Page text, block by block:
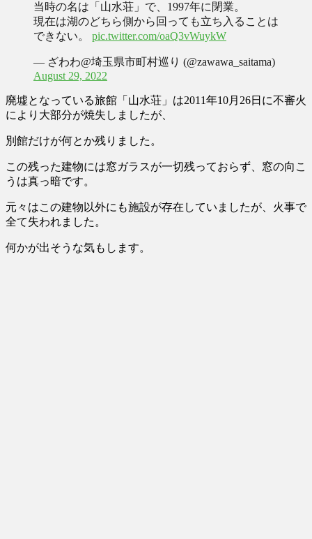
当時の名は「山水荘」で、1997年に閉業。
現在は湖のどちら側から回っても立ち入ることは
できない。 pic.twitter.com/oaQ3vWuykW
— ざわわ@埼玉県市町村巡り (@zawawa_saitama)
August 29, 2022
廃墟となっている旅館「山水荘」は2011年10月26日に不審火
により大部分が焼失 しましたが、
別館だけが何とか残りました。
この残った建物には窓ガラスが一切残っておらず、窓の向こ
うは真っ暗です。
元々はこの建物以外にも施設が存在していましたが、火事で
全て失われました。
何かが出そうな気もします。